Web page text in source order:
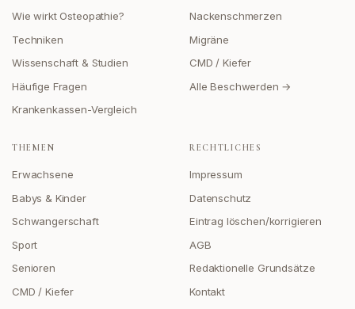
Wie wirkt Osteopathie?
Techniken
Wissenschaft & Studien
Häufige Fragen
Krankenkassen-Vergleich
Nackenschmerzen
Migräne
CMD / Kiefer
Alle Beschwerden →
THEMEN
Erwachsene
Babys & Kinder
Schwangerschaft
Sport
Senioren
CMD / Kiefer
RECHTLICHES
Impressum
Datenschutz
Eintrag löschen/korrigieren
AGB
Redaktionelle Grundsätze
Kontakt